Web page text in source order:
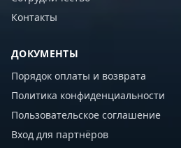
Контакты
ДОКУМЕНТЫ
Порядок оплаты и возврата
Политика конфиденциальности
Пользовательское соглашение
Вход для партнёров